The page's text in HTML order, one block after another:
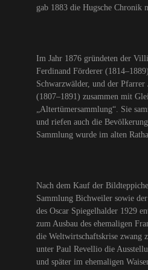
gab 1883 die Hugsche Chronik
Im Jahr 1876 gründeten der
Ferdinand Förderer
Schwarzwälder, und der
(1807–1891) zusammen mit
„Altertümersammlung“. Sie
und riefen auch die
Sammlung wurde im alten
Nach dem Kauf der
Sammlung Bichweiler sowie
des Oscar Spiegelhalder 1929
zum Ausbau des ehemaligen
die Weltwirtschaftskrise zwang
unter Paul Revellio die
und später im ehemaligen